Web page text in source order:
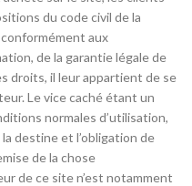
du code civil de la
aux
de la garantie légale de
droits, il leur appartient de se
Le vice caché étant un
normales d’utilisation,
destine et l’obligation de
de la chose
de ce site n’est notamment